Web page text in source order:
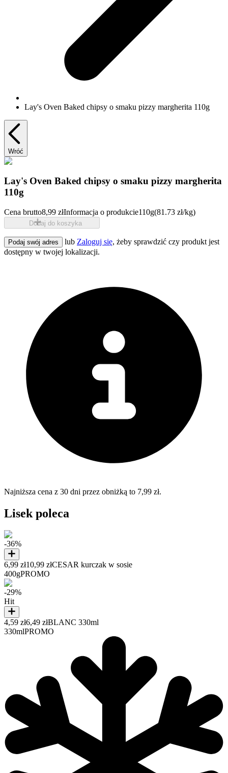
Lay's Oven Baked chipsy o smaku pizzy margherita 110g
Wróć
Lay's Oven Baked chipsy o smaku pizzy margherita
110g
Cena brutto8,99 złInformacja o produkcie110g(81.73 zł/kg)
Dodaj do koszyka
Podaj swój adres lub Zaloguj się, żeby sprawdzić czy produkt jest
dostępny w twojej lokalizacji.
Najniższa cena z 30 dni przez obniżką to 7,99 zł.
Lisek poleca
-36%
6,99 zł10,99 złCESAR kurczak w sosie
400gPROMO
-29%
Hit
4,59 zł6,49 złBLANC 330ml
330mlPROMO